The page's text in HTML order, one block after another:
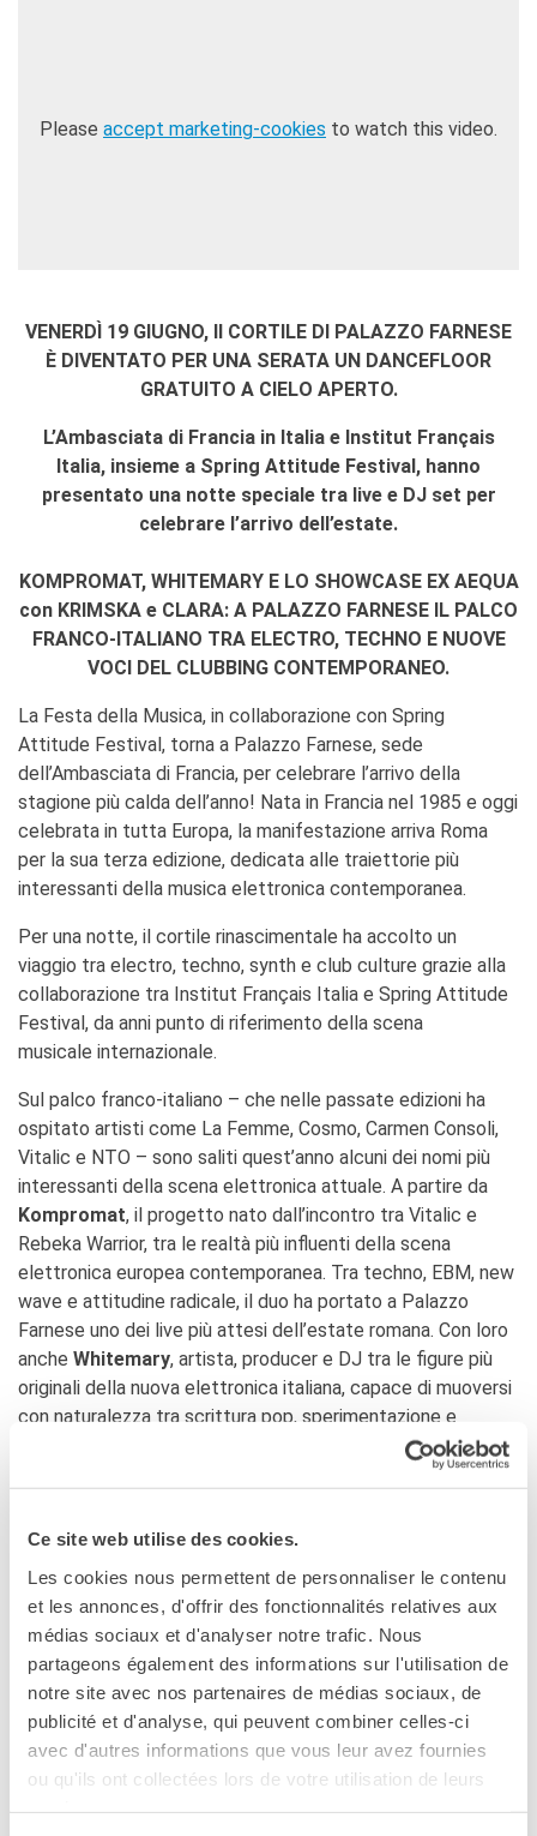
Ce site web utilise des cookies.
Les cookies nous permettent de personnaliser le contenu
et les annonces, d'offrir des fonctionnalités relatives aux
médias sociaux et d'analyser notre trafic. Nous
partageons également des informations sur l'utilisation de
notre site avec nos partenaires de médias sociaux, de
publicité et d'analyse, qui peuvent combiner celles-ci
avec d'autres informations que vous leur avez fournies
ou qu'ils ont collectées lors de votre utilisation de leurs
Please accept marketing-cookies to watch this video.
VENERDÌ 19 GIUGNO, Il CORTILE DI PALAZZO FARNESE
È DIVENTATO PER UNA SERATA UN DANCEFLOOR
GRATUITO A CIELO APERTO.
L’Ambasciata di Francia in Italia e Institut Français
Italia, insieme a Spring Attitude Festival, hanno
presentato una notte speciale tra live e DJ set per
celebrare l’arrivo dell’estate.
KOMPROMAT, WHITEMARY E LO SHOWCASE EX AEQUA
con KRIMSKA e CLARA: A PALAZZO FARNESE IL PALCO
FRANCO-ITALIANO TRA ELECTRO, TECHNO E NUOVE
VOCI DEL CLUBBING CONTEMPORANEO.
La Festa della Musica, in collaborazione con Spring
Attitude Festival, torna a Palazzo Farnese, sede
dell’Ambasciata di Francia, per celebrare l’arrivo della
stagione più calda dell’anno! Nata in Francia nel 1985 e oggi
celebrata in tutta Europa, la manifestazione arriva Roma
per la sua terza edizione, dedicata alle traiettorie più
interessanti della musica elettronica contemporanea.
Per una notte, il cortile rinascimentale ha accolto un
viaggio tra electro, techno, synth e club culture grazie alla
collaborazione tra Institut Français Italia e Spring Attitude
Festival, da anni punto di riferimento della scena
musicale internazionale.
Sul palco franco-italiano – che nelle passate edizioni ha
ospitato artisti come La Femme, Cosmo, Carmen Consoli,
Vitalic e NTO – sono saliti quest’anno alcuni dei nomi più
interessanti della scena elettronica attuale. A partire da
Kompromat, il progetto nato dall’incontro tra Vitalic e
Rebeka Warrior, tra le realtà più influenti della scena
elettronica europea contemporanea. Tra techno, EBM, new
wave e attitudine radicale, il duo ha portato a Palazzo
Farnese uno dei live più attesi dell’estate romana. Con loro
anche Whitemary, artista, producer e DJ tra le figure più
originali della nuova elettronica italiana, capace di muoversi
con naturalezza tra scrittura pop, sperimentazione e
cultura club. Ha anche completato il programma uno
showcase curato da Ex Aequa, il progetto dedicato alla
musica elettronica.
SCOPRI LE IMMAGINI DELLA SERATA
Festa della Musica 2026